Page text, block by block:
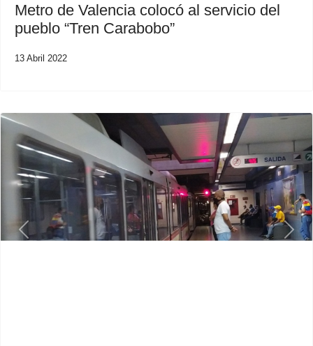
Metro de Valencia colocó al servicio del
pueblo “Tren Carabobo”
13 Abril 2022
Previous Next